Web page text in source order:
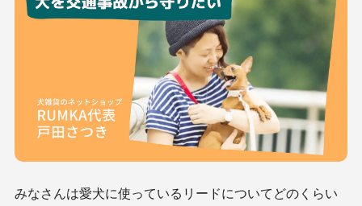
みなさんは愛犬に使っているリードについてどのくらい